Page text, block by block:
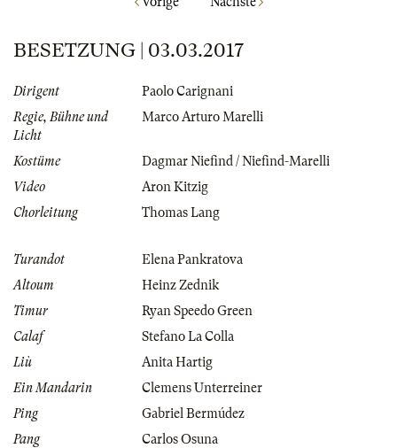
BESETZUNG | 03.03.2017
Dirigent
Paolo Carignani
Regie, Bühne und
Licht
Marco Arturo Marelli
Kostüme
Dagmar Niefind / Niefind-Marelli
Video
Aron Kitzig
Chorleitung
Thomas Lang
Turandot
Elena Pankratova
Altoum
Heinz Zednik
Timur
Ryan Speedo Green
Calaf
Stefano La Colla
Liù
Anita Hartig
Ein Mandarin
Clemens Unterreiner
Ping
Gabriel Bermúdez
Pang
Carlos Osuna